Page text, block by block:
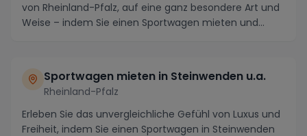
von Rheinland-Pfalz, auf eine ganz besondere Art und
Weise – indem Sie einen Sportwagen mieten und...
Sportwagen mieten in Steinwenden u.a.
Rheinland-Pfalz
Erleben Sie das unvergleichliche Gefühl von Luxus und
Freiheit, indem Sie einen Sportwagen in Steinwenden